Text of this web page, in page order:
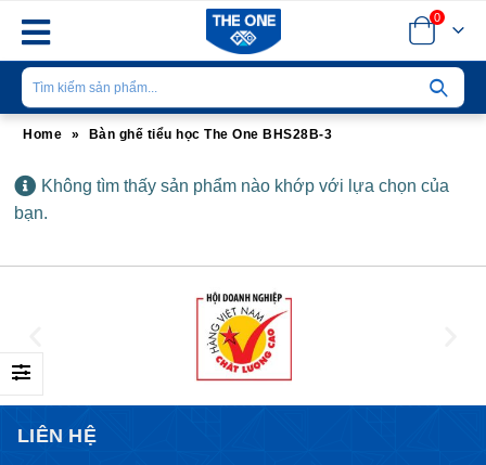
0
Home » Bàn ghế tiểu học The One BHS28B-3
Không tìm thấy sản phẩm nào khớp với lựa chọn của
bạn.
LIÊN HỆ